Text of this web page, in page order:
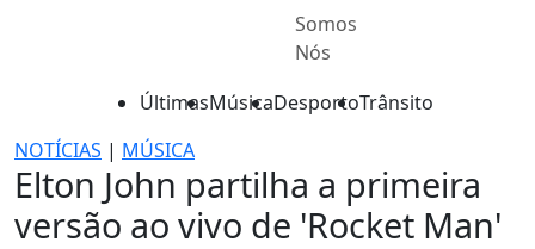
Somos
Nós
ÚltimasMúsicaDesportoTrânsito
NOTÍCIAS | MÚSICA
Elton John partilha a primeira
versão ao vivo de 'Rocket Man'